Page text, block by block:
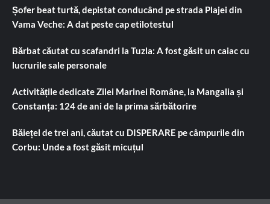
Șofer beat turtă, depistat conducând pe strada Plajei din
Vama Veche: A dat peste cap etilotestul
Bărbat căutat cu scafandri la Tuzla: A fost găsit un caiac cu
lucrurile sale personale
Activitățile dedicate Zilei Marinei Române, la Mangalia și
Constanța: 124 de ani de la prima sărbătorire
Băiețel de trei ani, căutat cu DISPERARE pe câmpurile din
Corbu: Unde a fost găsit micuțul